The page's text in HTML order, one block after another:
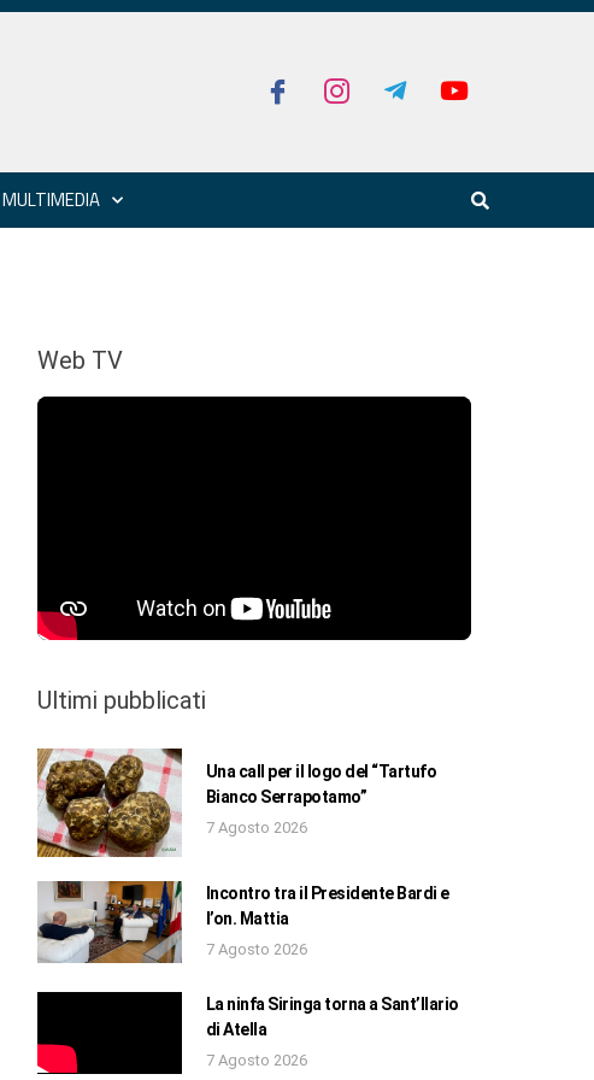
MULTIMEDIA
Web TV
Ultimi pubblicati
Una call per il logo del “Tartufo
Bianco Serrapotamo”
7 Agosto 2026
Incontro tra il Presidente Bardi e
l’on. Mattia
7 Agosto 2026
La ninfa Siringa torna a Sant’Ilario
di Atella
7 Agosto 2026